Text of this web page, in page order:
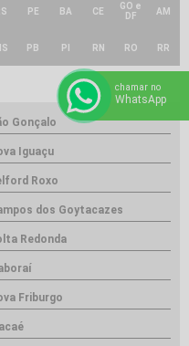
PE BA CE
GO e
DF
AM
PB PI RN RO RR
Gonçalo
Iguaçu
Roxo
dos Goytacazes
Redonda
Friburgo
chamar no
WhatsApp